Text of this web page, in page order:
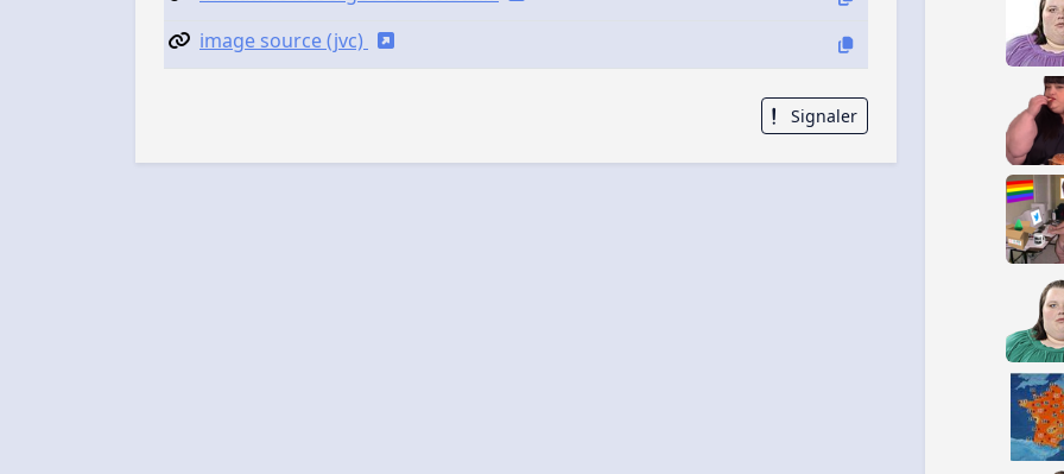
image source (jvc)
Signaler